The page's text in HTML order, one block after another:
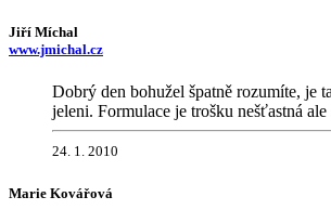
Jiří Míchal
www.jmichal.cz
Dobrý den bohužel špatně rozumíte, je
jeleni. Formulace je trošku nešťastná ale
24. 1. 2010
Marie Kovářová